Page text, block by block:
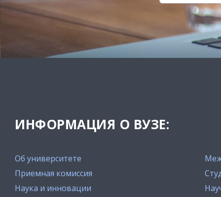
ИНФОРМАЦИЯ О ВУЗЕ:
Об университете
Приемная комиссия
Наука и инновации